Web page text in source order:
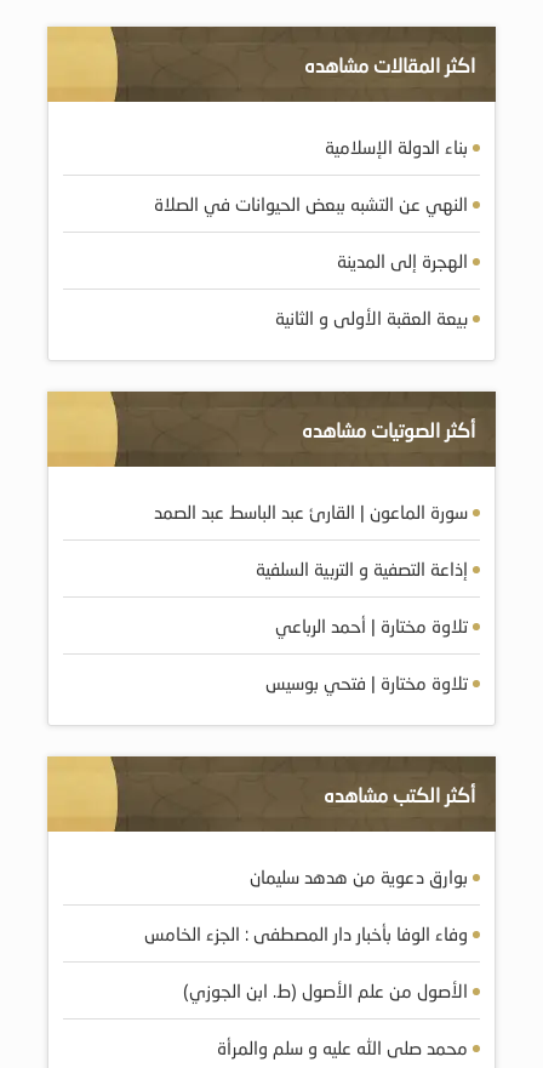
اكثر المقالات مشاهده
بناء الدولة الإسلامية
النهي عن التشبه ببعض الحيوانات في الصلاة
الهجرة إلى المدينة
بيعة العقبة الأولى و الثانية
أكثر الصوتيات مشاهده
سورة الماعون | القارئ عبد الباسط عبد الصمد
إذاعة التصفية و التربية السلفية
تلاوة مختارة | أحمد الرباعي
تلاوة مختارة | فتحي بوسيس
أكثر الكتب مشاهده
بوارق دعوية من هدهد سليمان
وفاء الوفا بأخبار دار المصطفى : الجزء الخامس
الأصول من علم الأصول (ط. ابن الجوزي)
محمد صلى الله عليه و سلم والمرأة